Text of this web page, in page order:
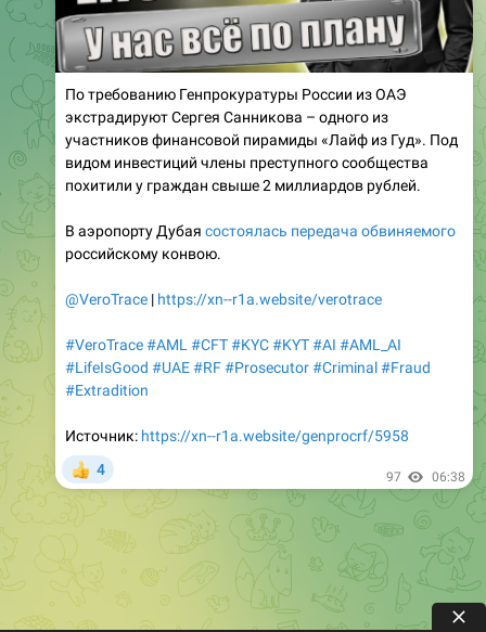
По требованию Генпрокуратуры России из ОАЭ
экстрадируют Сергея Санникова – одного из
участников финансовой пирамиды «Лайф из Гуд». Под
видом инвестиций члены преступного сообщества
похитили у граждан свыше 2 миллиардов рублей.
В аэропорту Дубая состоялась передача обвиняемого
российскому конвою.
@VeroTrace | https://xn--r1a.website/verotrace
#VeroTrace#AML #CFT#KYC#KYT#AI #AML_AI
#LifeIsGood #UAE#RF#Prosecutor#Criminal#Fraud
#Extradition
Источник: https://xn--r1a.website/genprocrf/5958
4 97 06:38